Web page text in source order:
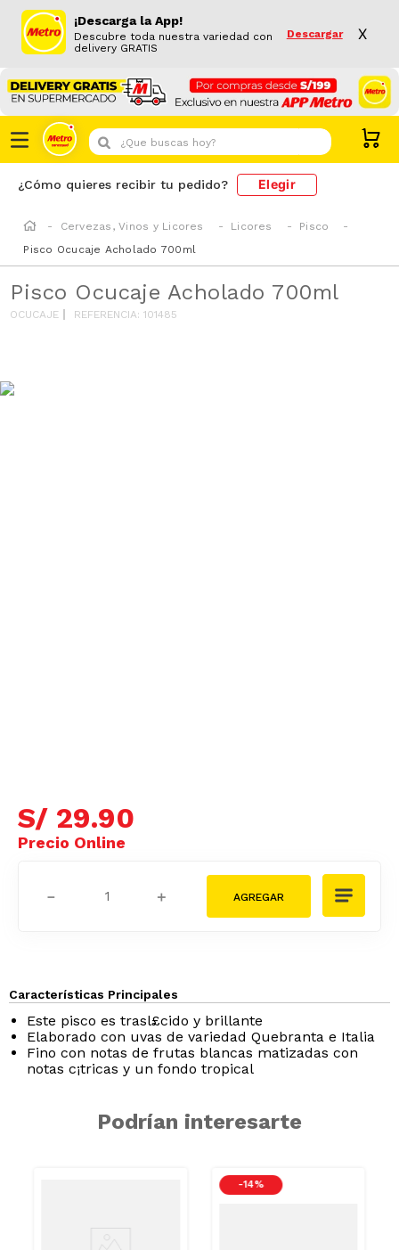
¡Descarga la App!
Descubre toda nuestra variedad con
delivery GRATIS
Descargar X
¿Que buscas hoy?
¿Cómo quieres recibir tu pedido? Elegir
Cervezas, Vinos y Licores Licores
Pisco
Pisco Ocucaje Acholado 700ml
Pisco Ocucaje Acholado 700ml
OCUCAJE REFERENCIA:101485
S/ 29.90
＋
－
Características Principales
Este pisco es trasl£cido y brillante
Elaborado con uvas de variedad Quebranta e Italia
Fino con notas de frutas blancas matizadas con
notas c¡tricas y un fondo tropical
Podrían interesarte
-14 %